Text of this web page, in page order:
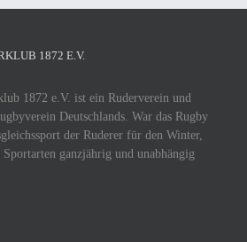
1872 E.V.
1872 e.V. ist ein Ruderverein und
Deutschlands. War das Rugby
der Ruderer für den Winter,
ganzjährig und unabhängig